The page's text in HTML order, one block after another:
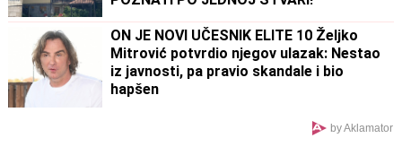
ON JE NOVI UČESNIK ELITE 10 Željko
Mitrović potvrdio njegov ulazak: Nestao
iz javnosti, pa pravio skandale i bio
hapšen
by Aklamator